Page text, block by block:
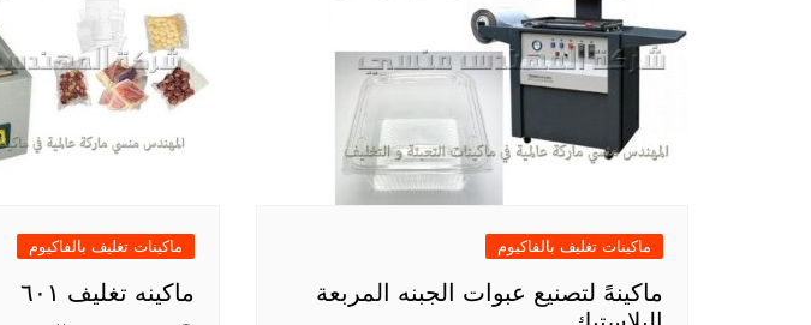
ماكينات تغليف بالفاكيوم
ماكينهً لتصنيع عبوات الجبنه المربعة
ماكينات تغليف بالفاكيوم
ماكينه تغليف ٦٠١